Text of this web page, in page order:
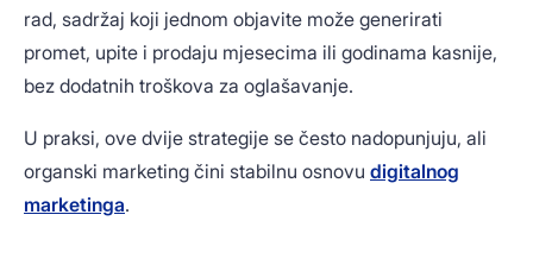
rad, sadržaj koji jednom objavite može generirati
promet, upite i prodaju mjesecima ili godinama kasnije,
bez dodatnih troškova za oglašavanje.
U praksi, ove dvije strategije se često nadopunjuju, ali
organski marketing čini stabilnu osnovu digitalnog
marketinga.